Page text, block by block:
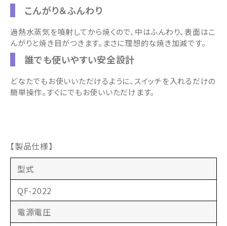
こんがり＆ふんわり
過熱水蒸気を噴射してから焼くので、中はふんわり、表面はこ
んがりと焼き目がつきます。まさに理想的な焼き加減です。
誰でも使いやすい安全設計
どなたでもお使いいただけるように、スイッチを入れるだけの
簡単操作。すぐにでもお使いいただけます。
【製品仕様】
型式
QF-2022
電源電圧